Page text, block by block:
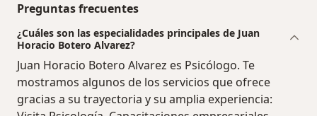
Preguntas frecuentes
¿Cuáles son las especialidades principales de Juan
Horacio Botero Alvarez?
Juan Horacio Botero Alvarez es Psicólogo. Te
mostramos algunos de los servicios que ofrece
gracias a su trayectoria y su amplia experiencia: